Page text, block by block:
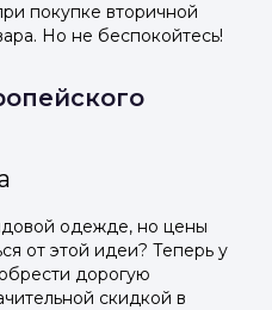
покупке вторичной
Но не беспокойтесь!
одежде, но цены
от этой идеи? Теперь у
дорогую
скидкой в